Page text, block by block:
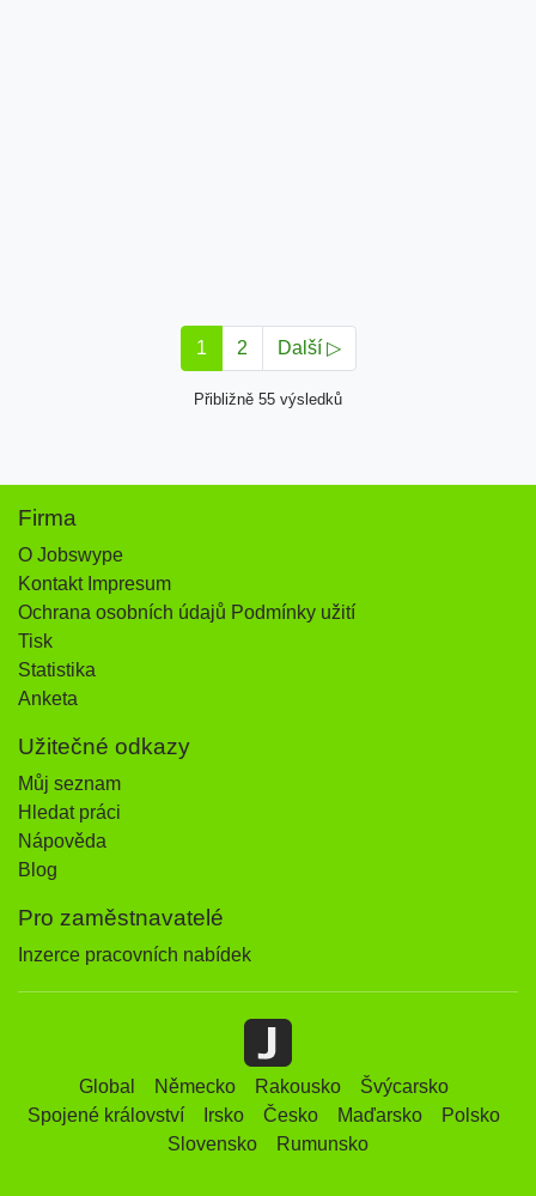
1 2 Další ▷
Přibližně 55 výsledků
Firma
O Jobswype
Kontakt Impresum
Ochrana osobních údajů Podmínky užití
Tisk
Statistika
Anketa
Užitečné odkazy
Můj seznam
Hledat práci
Nápověda
Blog
Pro zaměstnavatelé
Inzerce pracovních nabídek
Global Německo Rakousko
Švýcarsko
Spojené království
Irsko Česko Maďarsko
Polsko
Slovensko
Rumunsko